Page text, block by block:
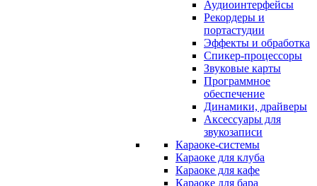
Аудиоинтерфейсы
Рекордеры и
портастудии
Эффекты и обработка
Спикер-процессоры
Звуковые карты
Программное
обеспечение
Динамики, драйверы
Аксессуары для
звукозаписи
Караоке-системы
Караоке для клуба
Караоке для кафе
Караоке для бара